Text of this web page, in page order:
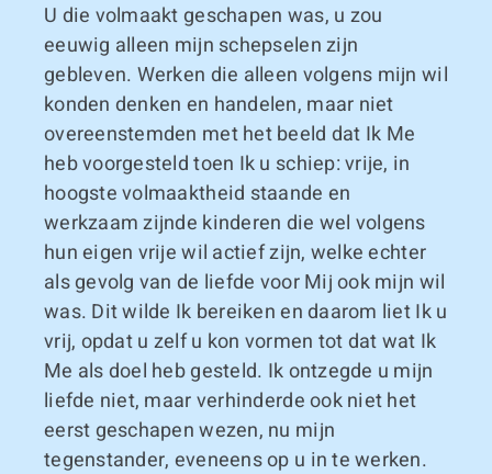
U die volmaakt geschapen was, u zou
eeuwig alleen mijn schepselen zijn
gebleven. Werken die alleen volgens mijn wil
konden denken en handelen, maar niet
overeenstemden met het beeld dat Ik Me
heb voorgesteld toen Ik u schiep: vrije, in
hoogste volmaaktheid staande en
werkzaam zijnde kinderen die wel volgens
hun eigen vrije wil actief zijn, welke echter
als gevolg van de liefde voor Mij ook mijn wil
was. Dit wilde Ik bereiken en daarom liet Ik u
vrij, opdat u zelf u kon vormen tot dat wat Ik
Me als doel heb gesteld. Ik ontzegde u mijn
liefde niet, maar verhinderde ook niet het
eerst geschapen wezen, nu mijn
tegenstander, eveneens op u in te werken.